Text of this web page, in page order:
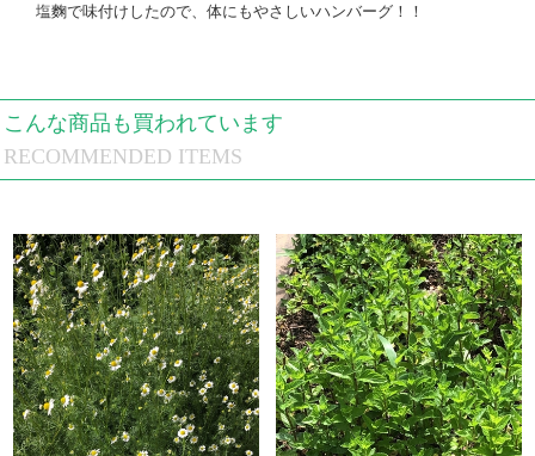
塩麴で味付けしたので、体にもやさしいハンバーグ！！
RECOMMENDED ITEMS
こんな商品も買われています